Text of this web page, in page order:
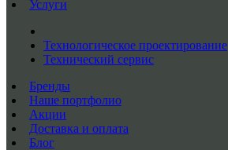
Услуги
Технологическое проектирование
Технический сервис
Бренды
Наше портфолио
Акции
Доставка и оплата
Блог